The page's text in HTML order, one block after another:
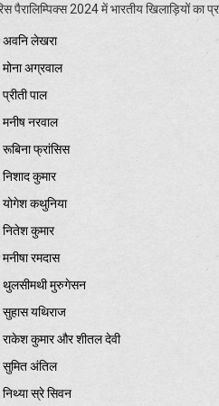
पैरालिम्पिक्स 2024 में भारतीय खिलाड़ियों
अवनि लेखरा
मोना अग्रवाल
प्रीती पाल
मनीष नरवाल
रूबिना फ्रांसिस
निशाद कुमार
योगेश कथुनिया
नितेश कुमार
मनीषा रमदास
थुलसीमथी मुरुगेसन
सुहास यथिराज
राकेश कुमार और शीतल देवी
सुमित अंतिल
निथ्या स्रे सिवन